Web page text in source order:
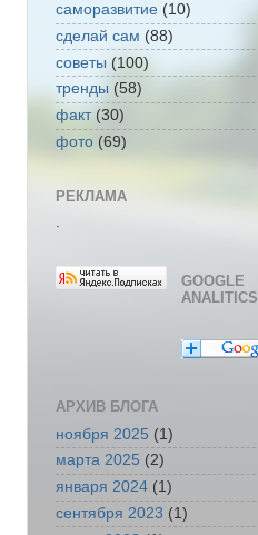
саморазвитие (10)
сделай сам (88)
советы (100)
тренды (58)
факт (30)
фото (69)
РЕКЛАМА
GOOGLE
ANALITICS
АРХИВ БЛОГА
ноября 2025 (1)
марта 2025 (2)
января 2024 (1)
сентября 2023 (1)